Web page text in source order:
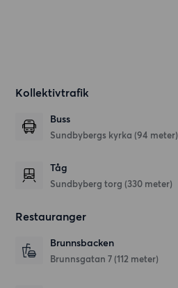
Kollektivtrafik
Buss
Sundbybergs kyrka (94 meter)
Tåg
Sundbyberg torg (330 meter)
Restauranger
Brunnsbacken
Brunnsgatan 7 (112 meter)